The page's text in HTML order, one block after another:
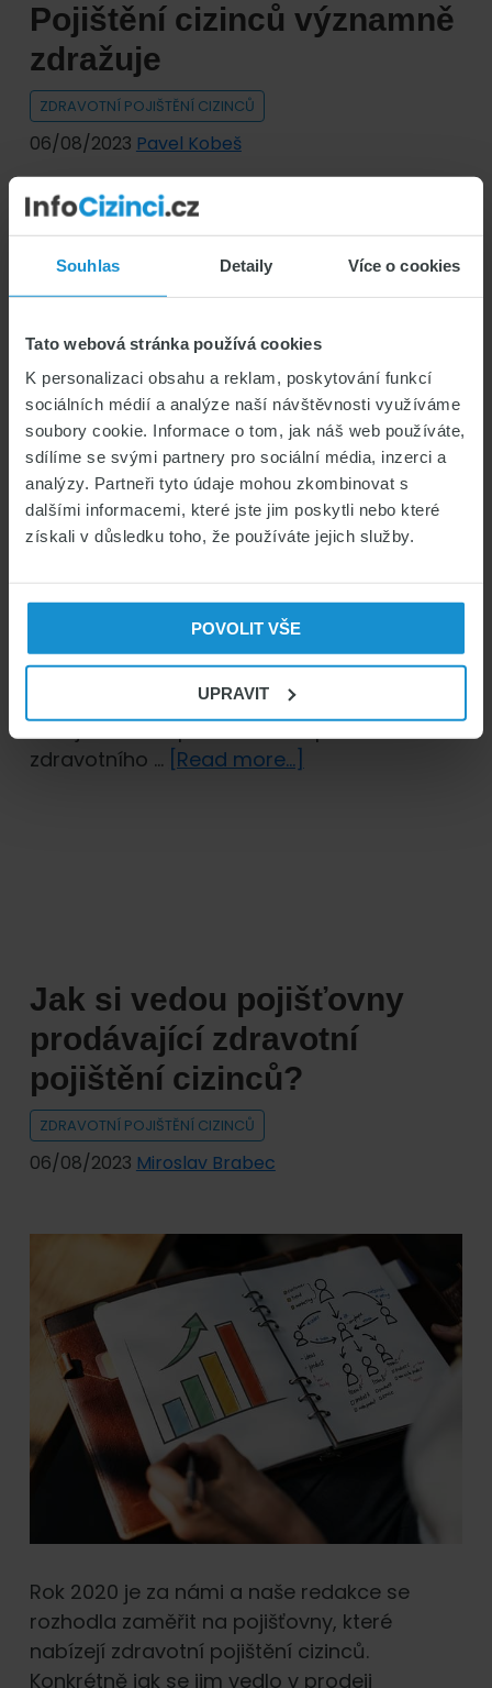
Souhlas Detaily Více o cookies
Tato webová stránka používá cookies
K personalizaci obsahu a reklam, poskytování funkcí
sociálních médií a analýze naší návštěvnosti využíváme
soubory cookie. Informace o tom, jak náš web používáte,
sdílíme se svými partnery pro sociální média, inzerci a
analýzy. Partneři tyto údaje mohou zkombinovat s
dalšími informacemi, které jste jim poskytli nebo které
získali v důsledku toho, že používáte jejich služby.
POVOLIT VŠE
UPRAVIT
Pojištění cizinců významně
zdražuje
ZDRAVOTNÍ POJIŠTĚNÍ CIZINCŮ
06/08/2023 Pavel Kobeš
Zdravotní pojištění cizinců zaznamenalo v
zdražení hned od několika pojišťoven.
Pojišťovna VZP a.s. (PVZP), stoprocentní
dceřiná společnost VZP a.s., se rozhodla pro
velké zdražení k 1.dubnu 2021. Zdražení je to
více jak o 30 % produktu komplexního
zdravotního … [Read more...]
Jak si vedou pojišťovny
prodávající zdravotní
pojištění cizinců?
ZDRAVOTNÍ POJIŠTĚNÍ CIZINCŮ
06/08/2023 Miroslav Brabec
Rok 2020 je za námi a naše redakce se
rozhodla zaměřit na pojišťovny, které
nabízejí zdravotní pojištění cizinců.
Konkrétně jak se jim vedlo v prodeji